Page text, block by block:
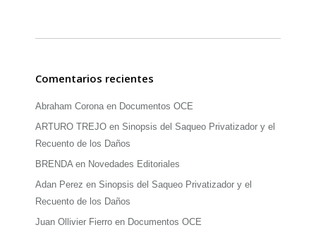
Comentarios recientes
Abraham Corona en Documentos OCE
ARTURO TREJO en Sinopsis del Saqueo Privatizador y el
Recuento de los Daños
BRENDA en Novedades Editoriales
Adan Perez en Sinopsis del Saqueo Privatizador y el
Recuento de los Daños
Juan Ollivier Fierro en Documentos OCE